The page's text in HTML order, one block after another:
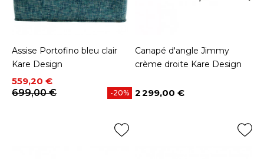
Assise Portofino bleu clair
Kare Design
Prix
559,20 €
Prix de base
699,00 €
-20%
Canapé d'angle Jimmy
crème droite Kare Design
Prix
2 299,00 €